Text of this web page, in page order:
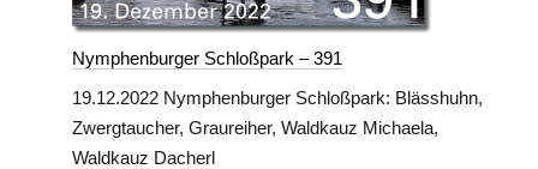
Nymphenburger Schloßpark – 391
19.12.2022 Nymphenburger Schloßpark: Blässhuhn,
Zwergtaucher, Graureiher, Waldkauz Michaela,
Waldkauz Dacherl